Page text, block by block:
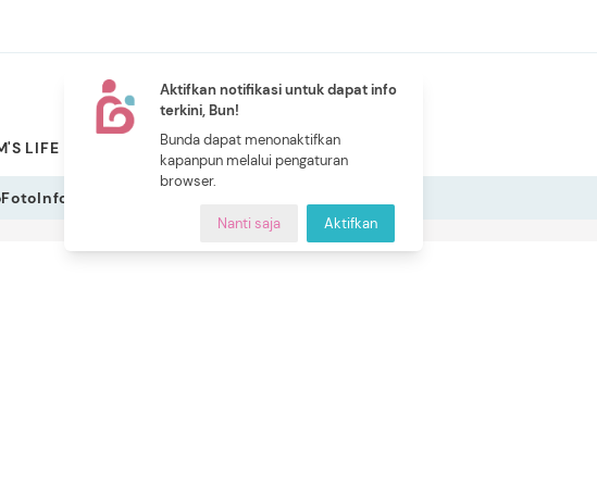
Aktifkan notifikasi untuk dapat info
terkini, Bun!
Bunda dapat menonaktifkan
kapanpun melalui pengaturan
browser.
Nanti saja Aktifkan
LIFE PILIHAN BUNDA
NEW
CERITA BUNDA
FotoInfografis